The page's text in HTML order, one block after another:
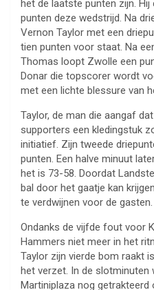
het de laatste punten zijn.
punten deze wedstrijd. Na
Vernon Taylor met een
tien punten voor staat. Na
Thomas loopt Zwolle een
Donar die topscorer wordt
met een lichte blessure van
Taylor, de man die aangaf
supporters een kledingstuk
initiatief. Zijn tweede
punten. Een halve minuut
het is 73-58. Doordat
bal door het gaatje kan
te verdwijnen voor de gasten.
Ondanks de vijfde fout voor
Hammers niet meer in het
Taylor zijn vierde bom raakt
het verzet. In de slotminuten
Martiniplaza nog